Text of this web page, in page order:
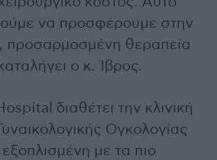
να προσφέρουμε στην
προσαρμοσμένη θεραπεία
ο κ. Ίβρος.
διαθέτει την κλινική
Ογκολογίας
με τα πιο